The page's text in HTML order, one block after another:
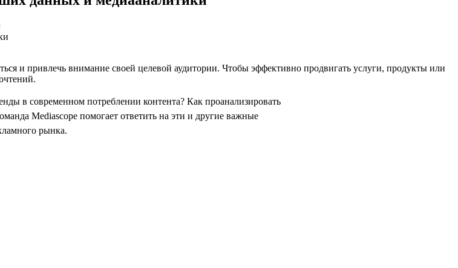
и привлечь внимание своей целевой аудитории. Чтобы эффективно продвигать услуги, продукты или
в современном потреблении контента? Как проанализировать
Mediascope помогает ответить на эти и другие важные
рынка.